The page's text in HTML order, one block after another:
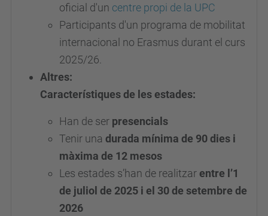
oficial d'un centre propi de la UPC
Participants d'un programa de mobilitat
internacional no Erasmus durant el curs
2025/26.
Altres:
Característiques de les estades:
Han de ser presencials
Tenir una durada mínima de 90 dies i
màxima de 12 mesos
Les estades s’han de realitzar entre l’1
de juliol de 2025 i el 30 de setembre de
2026